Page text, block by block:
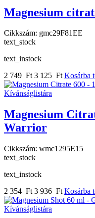
Magnesium
Cikkszám: gmc29F81EE
text_stock
text_instock
2 749 Ft 3 125 Ft Kosárba
Kívánságlistára
Magnesium
Warrior
Cikkszám: wmc1295E15
text_stock
text_instock
2 354 Ft 3 936 Ft Kosárba
Kívánságlistára